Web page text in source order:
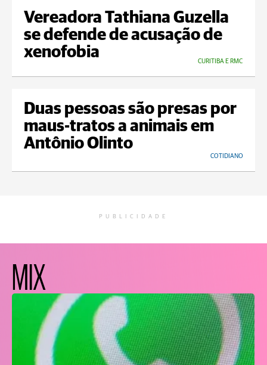
Vereadora Tathiana Guzella
se defende de acusação de
xenofobia
CURITIBA E RMC
Duas pessoas são presas por
maus-tratos a animais em
Antônio Olinto
COTIDIANO
PUBLICIDADE
MIX